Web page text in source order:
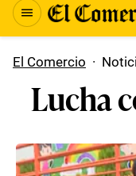
El Comercio ·
Lucha